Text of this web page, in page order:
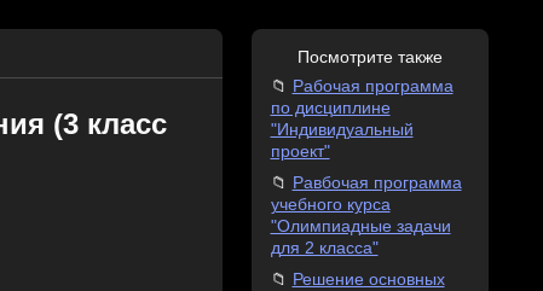
(3 класс
Посмотрите также
Рабочая программа
по дисциплине
"Индивидуальный
проект"
Равбочая программа
учебного курса
"Олимпиадные задачи
для 2 класса"
Решение основных